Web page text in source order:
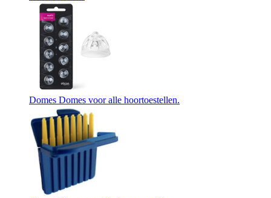
Domes Domes voor alle hoortoestellen.